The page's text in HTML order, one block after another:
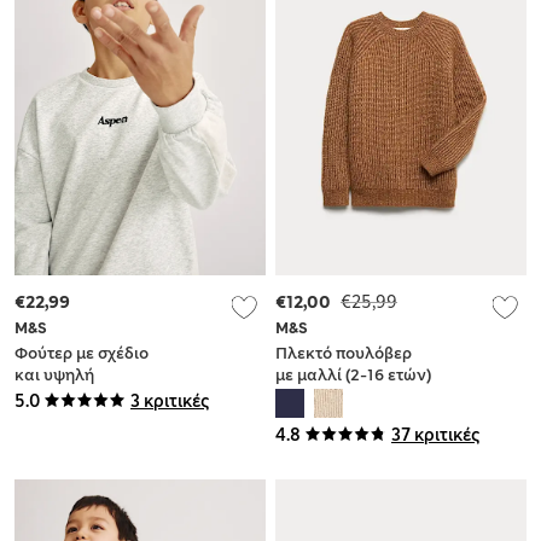
5.0 3 κριτικές
M&S
Φούτερ με σχέδιο
και υψηλή
περιεκτικότητα σε
€22,99
4.8 37 κριτικές
M&S
Πλεκτό πουλόβερ
με μαλλί (2-16 ετών)
€25,99
€12,00